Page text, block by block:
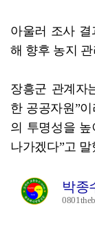
아울러 조사
해 향후 농지
장흥군 관계자
한 공공자원”
의 투명성을
나가겠다”고 말
박종